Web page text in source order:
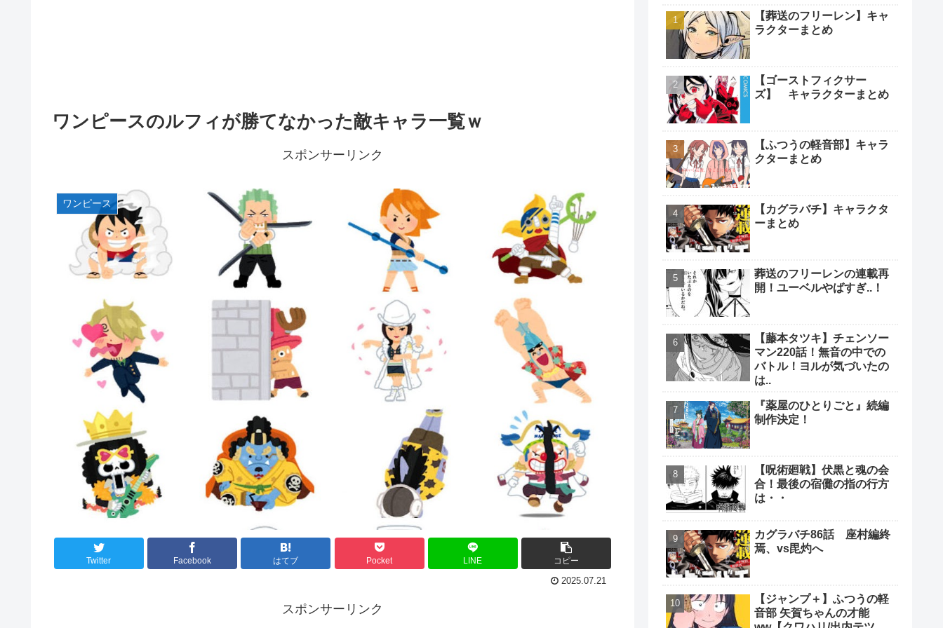
ワンピースのルフィが勝てなかった敵キャラ一覧ｗ
スポンサーリンク
ワンピース
Twitter Facebook はてブ Pocket LINE コピー
2025.07.21
スポンサーリンク
【葬送のフリーレン】キャ
ラクターまとめ
【ゴーストフィクサー
ズ】 キャラクターまとめ
【ふつうの軽音部】キャラ
クターまとめ
【カグラバチ】キャラクタ
ーまとめ
葬送のフリーレンの連載再
開！ユーベルやばすぎ..！
【藤本タツキ】チェンソー
マン220話！無音の中での
バトル！ヨルが気づいたの
は..
『薬屋のひとりごと』続編
制作決定！
【呪術廻戦】伏黒と魂の会
合！最後の宿儺の指の行方
は・・
カグラバチ86話 座村編終
焉、vs毘灼へ
【ジャンプ＋】ふつうの軽
音部 矢賀ちゃんの才能